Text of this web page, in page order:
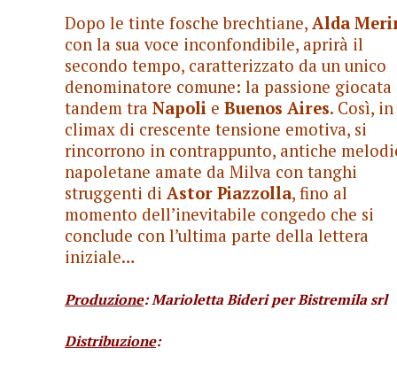
Dopo le tinte fosche brechtiane, Alda
con la sua voce inconfondibile, aprirà il
secondo tempo, caratterizzato da un unico
denominatore comune: la passione giocata
tandem tra Napoli e Buenos Aires. Così,
climax di crescente tensione emotiva, si
rincorrono in contrappunto, antiche
napoletane amate da Milva con tanghi
struggenti di Astor Piazzolla, fino al
momento dell’inevitabile congedo che si
conclude con l’ultima parte della lettera
iniziale…
Produzione: Marioletta Bideri per Bistremila srl
Distribuzione: